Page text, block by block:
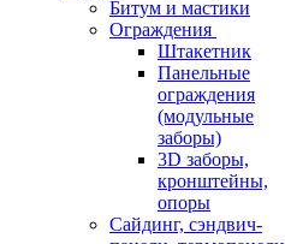
Битум и мастики
Ограждения
Штакетник
Панельные
ограждения
(модульные
заборы)
3D заборы,
кронштейны,
опоры
Cайдинг, сэндвич-